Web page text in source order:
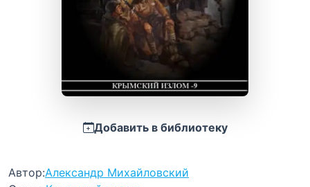
Добавить в библиотеку
Автор:Александр Михайловский